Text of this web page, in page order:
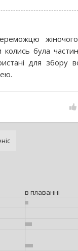
колись була
для збору
в плаванні